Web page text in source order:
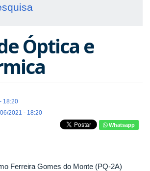
Óptica e
18:20
2021 - 18:20
Whatsapp
Ferreira Gomes do Monte (PQ-2A)